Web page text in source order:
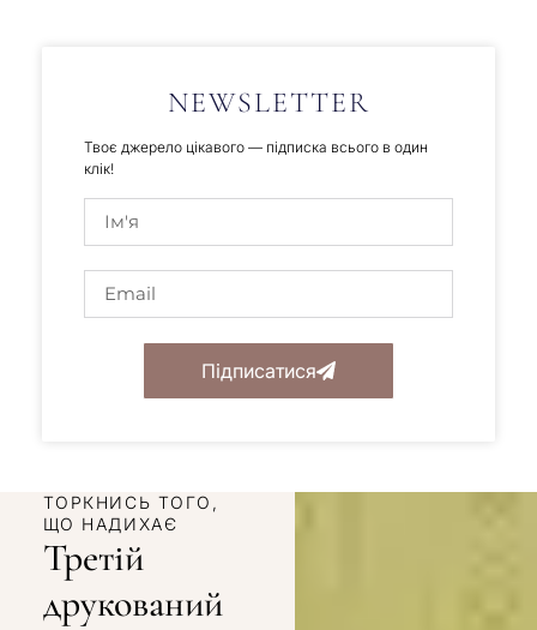
NEWSLETTER
Твоє джерело цікавого — підписка всього в один
клік!
Підписатися
ТОРКНИСЬ ТОГО,
ЩО НАДИХАЄ
Третій
друкований